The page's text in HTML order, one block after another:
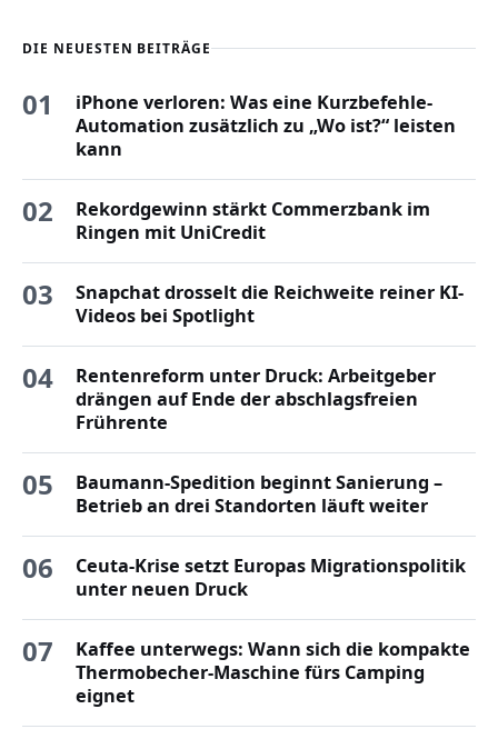
DIE NEUESTEN BEITRÄGE
01
iPhone verloren: Was eine Kurzbefehle-
Automation zusätzlich zu „Wo ist?“ leisten
kann
02
Rekordgewinn stärkt Commerzbank im
Ringen mit UniCredit
03
Snapchat drosselt die Reichweite reiner KI-
Videos bei Spotlight
04
Rentenreform unter Druck: Arbeitgeber
drängen auf Ende der abschlagsfreien
Frührente
05
Baumann-Spedition beginnt Sanierung –
Betrieb an drei Standorten läuft weiter
06
Ceuta-Krise setzt Europas Migrationspolitik
unter neuen Druck
07
Kaffee unterwegs: Wann sich die kompakte
Thermobecher-Maschine fürs Camping
eignet